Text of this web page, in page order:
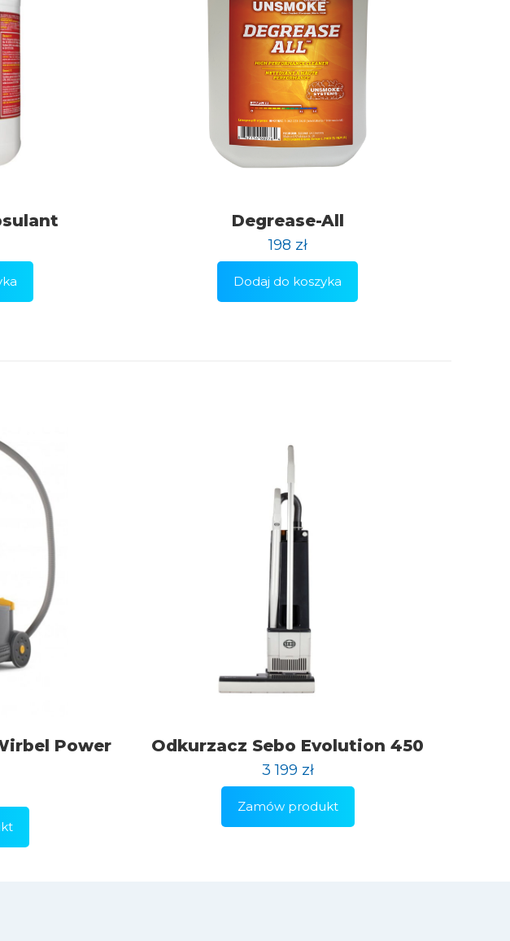
Degrease-All
198 zł
Dodaj do koszyka
Power
Odkurzacz Sebo Evolution 450
3 199 zł
Zamów produkt